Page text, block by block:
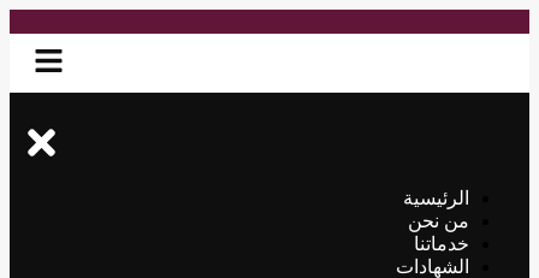
الرئيسية
من نحن
خدماتنا
الشهادات